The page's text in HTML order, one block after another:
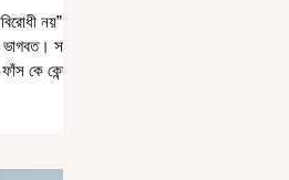
নয়”।
সারা
কে কেন্দ্র
সঙ্গে